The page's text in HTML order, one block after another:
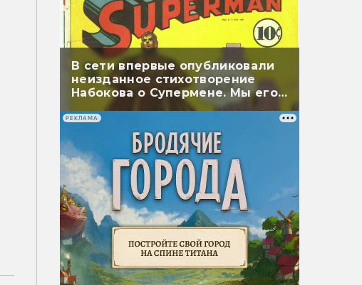
В сети впервые опубликовали
неизданное стихотворение
Набокова о Супермене. Мы его
перевели
РЕКЛАМА